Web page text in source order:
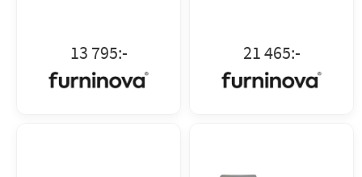
13 795:- 21 465:-